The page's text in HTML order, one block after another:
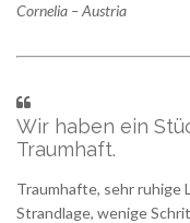
Cornelia – Austria
Wir haben ein
Traumhaft.
Traumhafte, sehr ruhige
Strandlage, wenige